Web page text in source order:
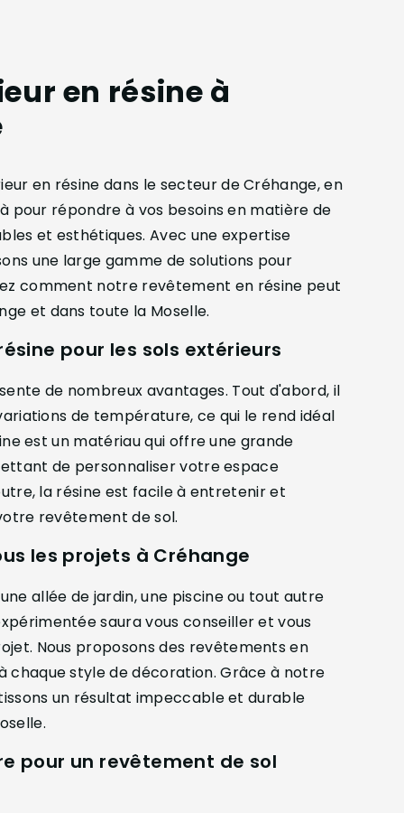
en résine à
en résine dans le secteur de Créhange, en
pour répondre à vos besoins en matière de
et esthétiques. Avec une expertise
une large gamme de solutions pour
comment notre revêtement en résine peut
et dans toute la Moselle.
pour les sols extérieurs
de nombreux avantages. Tout d'abord, il
de température, ce qui le rend idéal
est un matériau qui offre une grande
de personnaliser votre espace
la résine est facile à entretenir et
revêtement de sol.
les projets à Créhange
allée de jardin, une piscine ou tout autre
saura vous conseiller et vous
Nous proposons des revêtements en
chaque style de décoration. Grâce à notre
un résultat impeccable et durable
pour un revêtement de sol